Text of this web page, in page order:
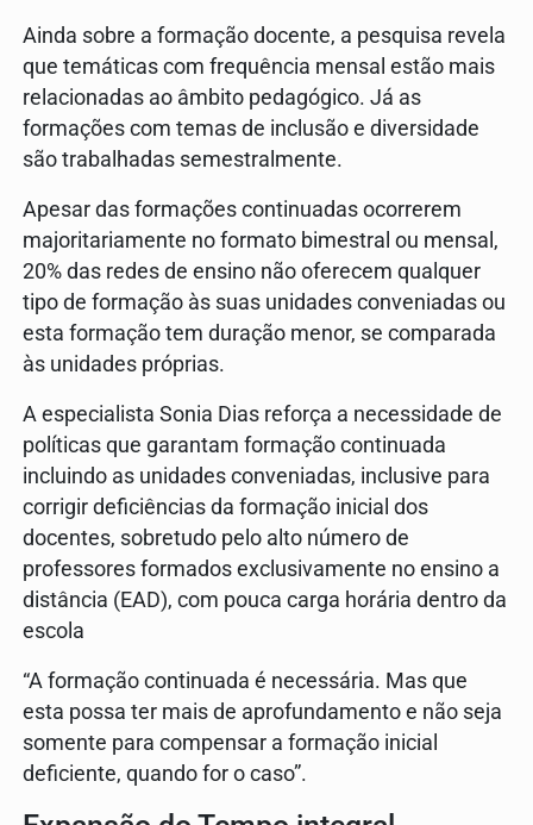
Ainda sobre a formação docente, a pesquisa revela
que temáticas com frequência mensal estão mais
relacionadas ao âmbito pedagógico. Já as
formações com temas de inclusão e diversidade
são trabalhadas semestralmente.
Apesar das formações continuadas ocorrerem
majoritariamente no formato bimestral ou mensal,
20% das redes de ensino não oferecem qualquer
tipo de formação às suas unidades conveniadas ou
esta formação tem duração menor, se comparada
às unidades próprias.
A especialista Sonia Dias reforça a necessidade de
políticas que garantam formação continuada
incluindo as unidades conveniadas, inclusive para
corrigir deficiências da formação inicial dos
docentes, sobretudo pelo alto número de
professores formados exclusivamente no ensino a
distância (EAD), com pouca carga horária dentro da
escola
“A formação continuada é necessária. Mas que
esta possa ter mais de aprofundamento e não seja
somente para compensar a formação inicial
deficiente, quando for o caso”.